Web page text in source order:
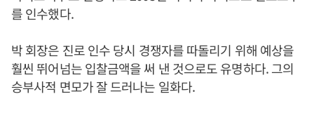
를 인수했다.
박 회장은 진로 인수 당시 경쟁자를 따돌리기 위해 예상을
훨씬 뛰어넘는 입찰금액을 써 낸 것으로도 유명하다. 그의
승부사적 면모가 잘 드러나는 일화다.